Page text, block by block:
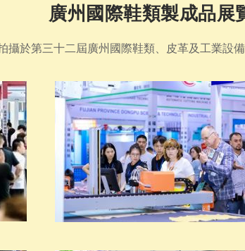
廣州國際鞋類製成品展
攝於第三十二屆廣州國際鞋類、皮革及工業設備